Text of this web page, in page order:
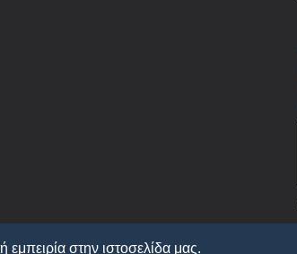
εμπειρία στην ιστοσελίδα μας.